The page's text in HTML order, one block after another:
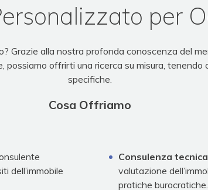
per
Grazie alla nostra profonda conoscenza del
possiamo offrirti una ricerca su misura,
specifiche.
Cosa Offriamo
dell’immobile
Consulenza
valutazione
pratiche burocratiche.